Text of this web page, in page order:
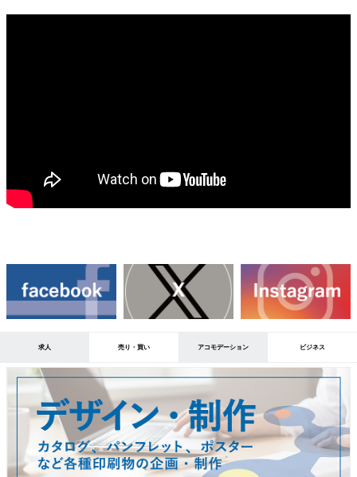
求人 売り・買い アコモデーション ビジネス